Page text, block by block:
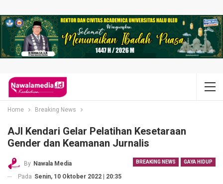
Home Breaking News
AJI Kendari Gelar Pelatihan Kesetaraan
Gender dan Keamanan Jurnalis
BREAKING NEWS GAYA HIDUP
By Nawala Media
Pada Senin, 10 Oktober 2022 | 20:35